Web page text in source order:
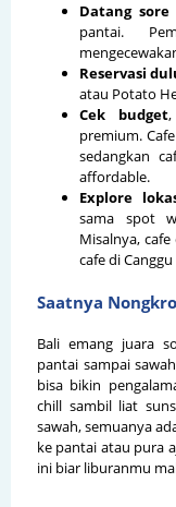
Datang
pantai.
Reservasi
atau Potato
Cek budget,
premium.
sedangkan
affordable.
Explore
sama spot
Misalnya,
cafe di
Saatnya
Bali emang juara
pantai sampai
bisa bikin
chill sambil liat
sawah, semuanya
ke pantai atau pura
ini biar liburanmu